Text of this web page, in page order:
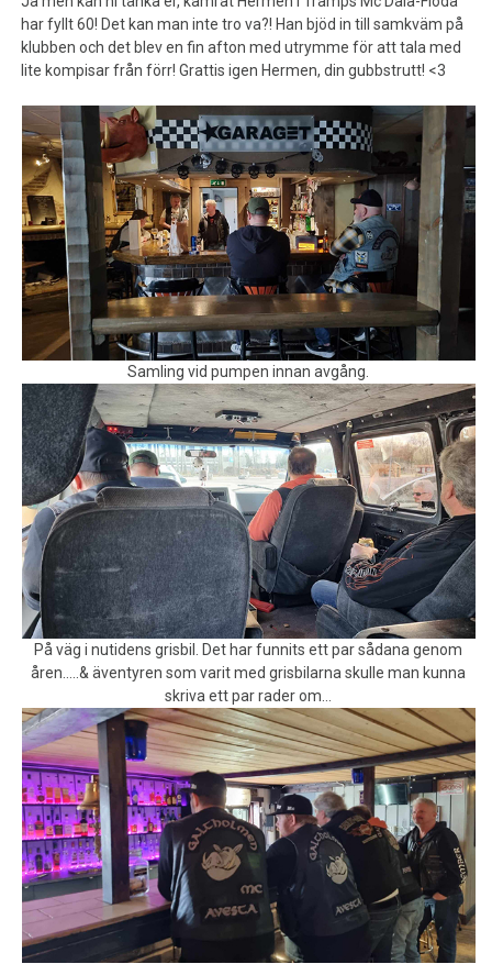
har fyllt 60! Det kan man inte tro va?! Han bjöd in till samkväm på
klubben och det blev en fin afton med utrymme för att tala med
lite kompisar från förr! Grattis igen Hermen, din gubbstrutt! <3
Samling vid pumpen innan avgång.
På väg i nutidens grisbil. Det har funnits ett par sådana genom
åren…..& äventyren som varit med grisbilarna skulle man kunna
skriva ett par rader om…